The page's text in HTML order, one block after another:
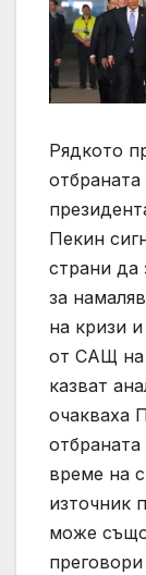
Рядкото
Пекин
страни да
за
на кризи
от САЩ на
казват
очакваха
време на
източник
може